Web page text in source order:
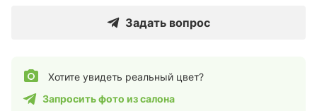
Задать вопрос
Хотите увидеть реальный цвет?
Запросить фото из салона